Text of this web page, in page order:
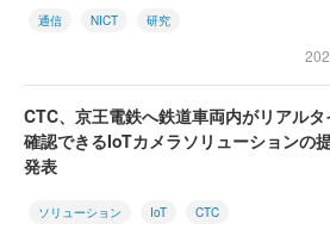
通信 NICT 研究
CTC、京王電鉄へ鉄道車両内がリアル
確認できるIoTカメラソリューションの
発表
ソリューション IoT CTC